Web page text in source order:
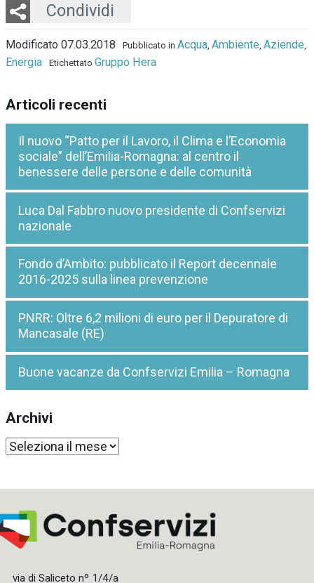
Condividi
Twitter
LinkedIn
Email
Whatsapp
Modificato 07.03.2018 Pubblicato in Acqua Ambiente Aziende
Energia Etichettato Gruppo Hera
Articoli recenti
Il nuovo “Patto per il Lavoro, il Clima e l’Economia
sociale” dell’Emilia-Romagna: al centro il
benessere delle persone e delle comunità
Luca Dal Fabbro nuovo presidente di Confservizi
nazionale
Fondo d’Ambito: pubblicato il Report decennale
2016-2025 sulla linea prevenzione
PNRR: Oltre 6,2 milioni di euro per il Depuratore di
Mancasale (RE)
Buone vacanze da Confservizi Emilia – Romagna
Archivi
Archivi
via di Saliceto nº 1/4/a